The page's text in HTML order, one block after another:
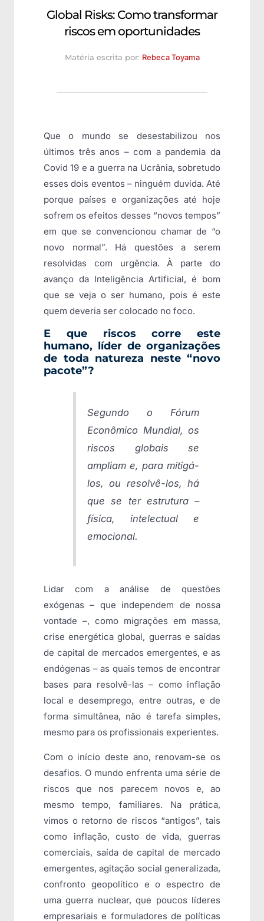
Global Risks: Como transformar
riscos em oportunidades
Matéria escrita por: Rebeca Toyama
Que o mundo se desestabilizou nos
últimos três anos – com a pandemia da
Covid 19 e a guerra na Ucrânia, sobretudo
esses dois eventos – ninguém duvida. Até
porque países e organizações até hoje
sofrem os efeitos desses “novos tempos”
em que se convencionou chamar de “o
novo normal”. Há questões a serem
resolvidas com urgência. À parte do
avanço da Inteligência Artificial, é bom
que se veja o ser humano, pois é este
quem deveria ser colocado no foco.
E que riscos corre este
humano, líder de organizações
de toda natureza neste “novo
pacote”?
Segundo o Fórum
Econômico Mundial, os
riscos globais se
ampliam e, para mitigá-
los, ou resolvê-los, há
que se ter estrutura –
física, intelectual e
emocional.
Lidar com a análise de questões
exógenas – que independem de nossa
vontade –, como migrações em massa,
crise energética global, guerras e saídas
de capital de mercados emergentes, e as
endógenas – as quais temos de encontrar
bases para resolvê-las – como inflação
local e desemprego, entre outras, e de
forma simultânea, não é tarefa simples,
mesmo para os profissionais experientes.
Com o início deste ano, renovam-se os
desafios. O mundo enfrenta uma série de
riscos que nos parecem novos e, ao
mesmo tempo, familiares. Na prática,
vimos o retorno de riscos “antigos”, tais
como inflação, custo de vida, guerras
comerciais, saída de capital de mercado
emergentes, agitação social generalizada,
confronto geopolítico e o espectro de
uma guerra nuclear, que poucos líderes
empresariais e formuladores de políticas